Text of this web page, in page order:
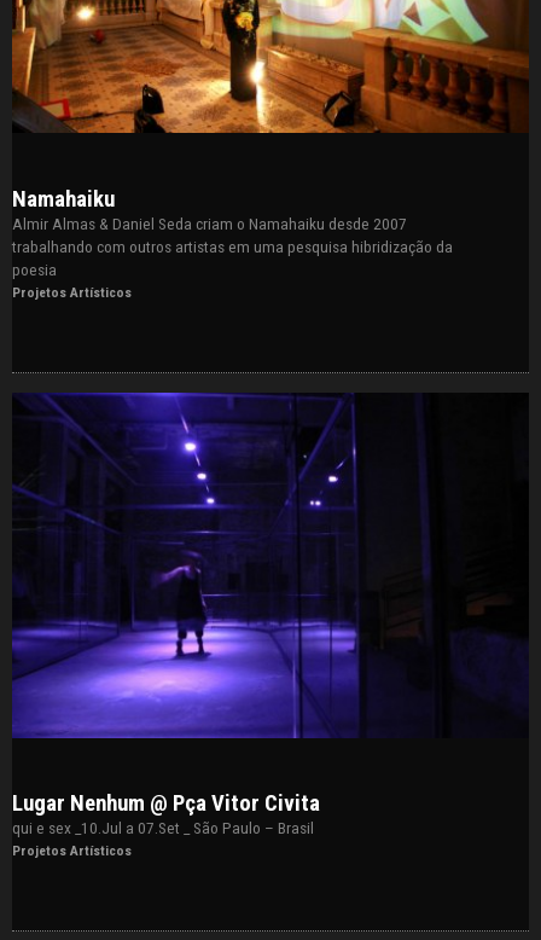
Namahaiku
Almir Almas & Daniel Seda criam o Namahaiku desde 2007
trabalhando com outros artistas em uma pesquisa hibridização da
poesia
Projetos Artísticos
Lugar Nenhum @ Pça Vitor Civita
qui e sex _10.Jul a 07.Set _ São Paulo – Brasil
Projetos Artísticos